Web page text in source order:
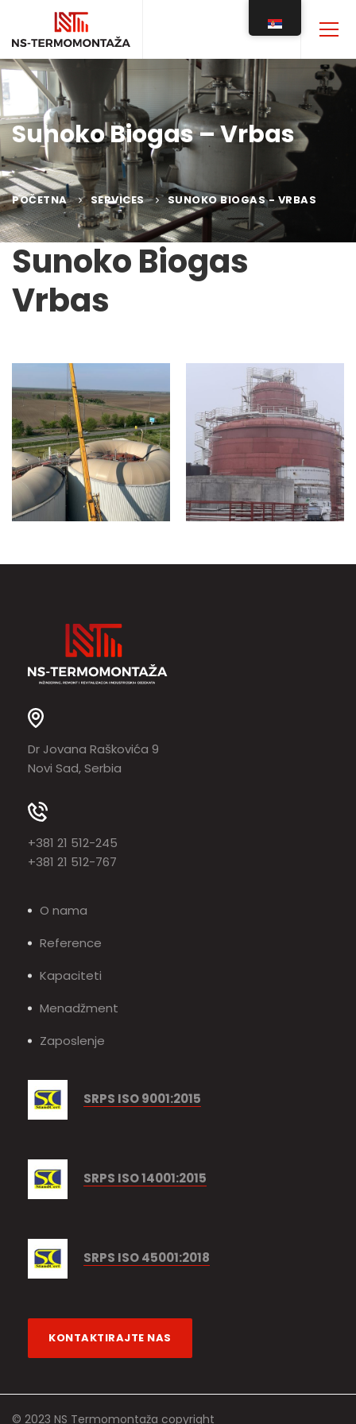
Sunoko Biogas – Vrbas
POČETNA SERVICES SUNOKO BIOGAS - VRBAS
Sunoko Biogas
Vrbas
Dr Jovana Raškovića 9
Novi Sad, Serbia
+381 21 512-245
+381 21 512-767
O nama
Reference
Kapaciteti
Menadžment
Zaposlenje
SRPS ISO 9001:2015
SRPS ISO 14001:2015
SRPS ISO 45001:2018
KONTAKTIRAJTE NAS
© 2023 NS Termomontaža copyright